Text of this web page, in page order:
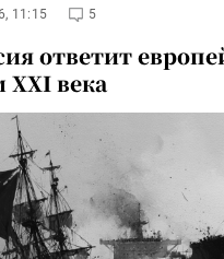
11:15 5
ответит
XXI века